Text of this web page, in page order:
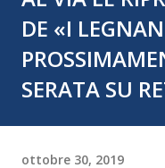
DE «I
SERATA SU
ottobre 30, 2019